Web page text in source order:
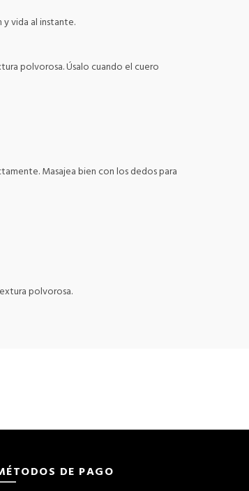
vida al instante.
polvorosa. Úsalo cuando el cuero
Masajea bien con los dedos para
polvorosa.
DE PAGO